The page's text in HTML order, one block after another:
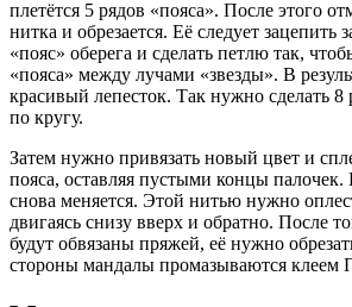
плетётся 5 рядов «пояса». После этого
нитка и обрезается. Её следует зацепить
«пояс» оберега и сделать петлю так,
«пояса» между лучами «звезды». В
красивый лепесток. Так нужно сделать 8
по кругу.
Затем нужно привязать новый цвет и
пояса, оставляя пустыми концы
снова меняется. Этой нитью нужно
двигаясь снизу вверх и обратно. После
будут обвязаны пряжей, её нужно
стороны мандалы промазываются клеем